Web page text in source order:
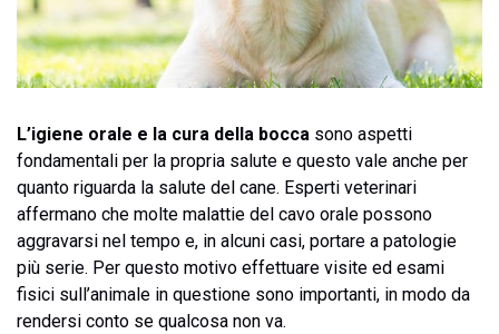
L’igiene orale e la cura della bocca sono aspetti
fondamentali per la propria salute e questo vale anche per
quanto riguarda la salute del cane. Esperti veterinari
affermano che molte malattie del cavo orale possono
aggravarsi nel tempo e, in alcuni casi, portare a patologie
più serie. Per questo motivo effettuare visite ed esami
fisici sull’animale in questione sono importanti, in modo da
rendersi conto se qualcosa non va.